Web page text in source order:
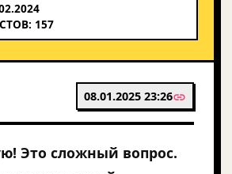
157
08.01.2025 23:26
Это сложный вопрос.